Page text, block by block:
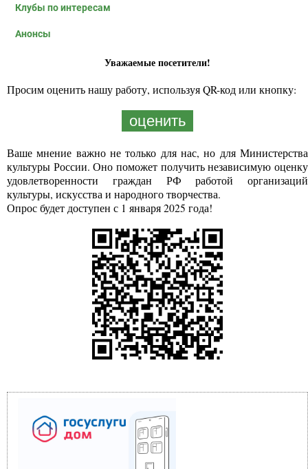
Клубы по интересам
Анонсы
Уважаемые посетители!
Просим оценить нашу работу, используя QR-код или кнопку:
оценить
Ваше мнение важно не только для нас, но для Министерства
культуры России. Оно поможет получить независимую оценку
удовлетворенности граждан РФ работой организаций
культуры, искусства и народного творчества.
Опрос будет доступен с 1 января 2025 года!